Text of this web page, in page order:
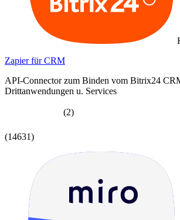
Zapier für CRM
API-Connector zum Binden vom Bitrix24
Drittanwendungen u. Services
(2)
(14631)